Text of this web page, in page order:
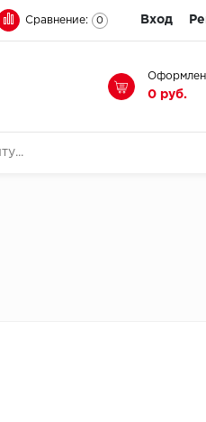
Сравнение: 0 Вход
0 руб.